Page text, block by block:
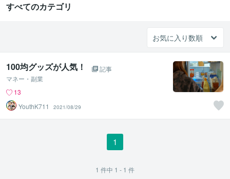
すべてのカテゴリ
100均グッズが人気！
記事
マネー・副業
13
YouthK711
2021/08/29
1
1 件中 1 - 1 件